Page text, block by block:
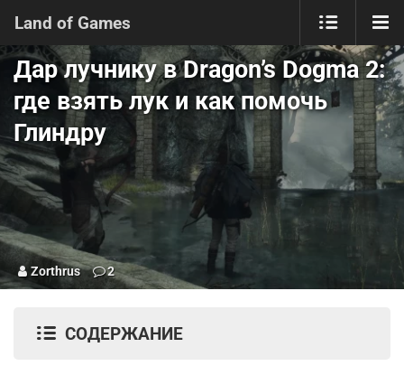
Land of Games
Дар лучнику в Dragon’s Dogma 2:
где взять лук и как помочь
Глиндру
Zorthrus 2
СОДЕРЖАНИЕ